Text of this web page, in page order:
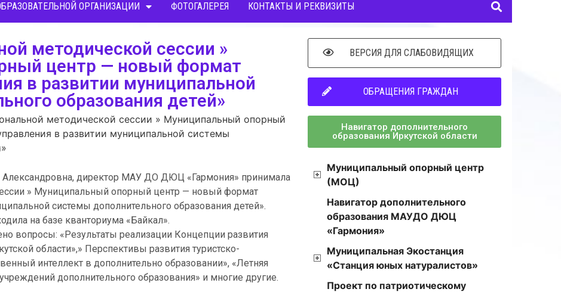
ОРГАНИЗАЦИИ ФОТОГАЛЕРЕЯ КОНТАКТЫ И РЕКВИЗИТЫ
методической сессии »
центр — новый формат
в развитии муниципальной
образования детей»
методической сессии » Муниципальный опорный
в развитии муниципальной системы
директор МАУ ДО ДЮЦ «Гармония» принимала
» Муниципальный опорный центр — новый формат
системы дополнительного образования детей».
на базе кванториума «Байкал».
вопросы: «Результаты реализации Концепции развития
области»,» Перспективы развития туристско-
интеллект в дополнительно образовании», «Летняя
дополнительного образования» и многие другие.
ВЕРСИЯ ДЛЯ СЛАБОВИДЯЩИХ
ОБРАЩЕНИЯ ГРАЖДАН
Навигатор дополнительного
образования Иркутской области
Муниципальный опорный центр
(МОЦ)
Навигатор дополнительного
образования МАУДО ДЮЦ
«Гармония»
Муниципальная Экостанция
«Станция юных натуралистов»
Проект по патриотическому